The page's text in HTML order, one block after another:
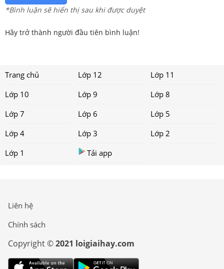
*Bình luận sẽ hiển thị sau khi được duyệt
Hãy trở thành người đầu tiên bình luận!
Trang chủ Lớp 12
Lớp 11
Lớp 10
Lớp 9
Lớp 8
Lớp 7
Lớp 6
Lớp 5
Lớp 4
Lớp 3
Lớp 2
Lớp 1
Tải app
Liên hệ
Chính sách
Copyright ©2021 loigiaihay.com